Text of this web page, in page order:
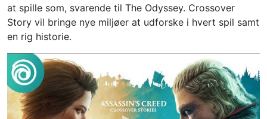
at spille som, svarende til The Odyssey. Crossover
Story vil bringe nye miljøer at udforske i hvert spil samt
en rig historie.